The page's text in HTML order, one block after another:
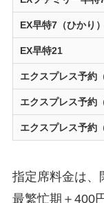
EX早特7（ひかり）
EX早特21
エクスプレス予約
エクスプレス予約
エクスプレス予約
指定席料金は、
最繁忙期＋400